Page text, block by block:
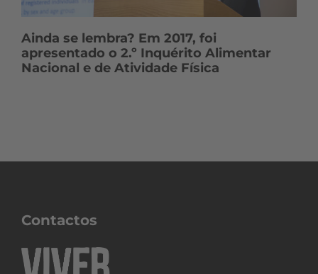
Ainda se lembra? Em 2017, foi
apresentado o 2.º Inquérito Alimentar
Nacional e de Atividade Física
Contactos